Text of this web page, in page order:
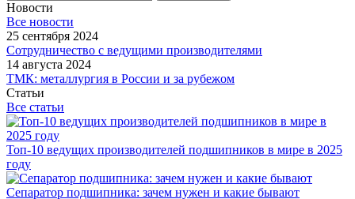
Новости
Все новости
25 сентября 2024
Сотрудничество с ведущими производителями
14 августа 2024
ТМК: металлургия в России и за рубежом
Статьи
Все статьи
Топ-10 ведущих производителей подшипников в мире в 2025
году
Сепаратор подшипника: зачем нужен и какие бывают